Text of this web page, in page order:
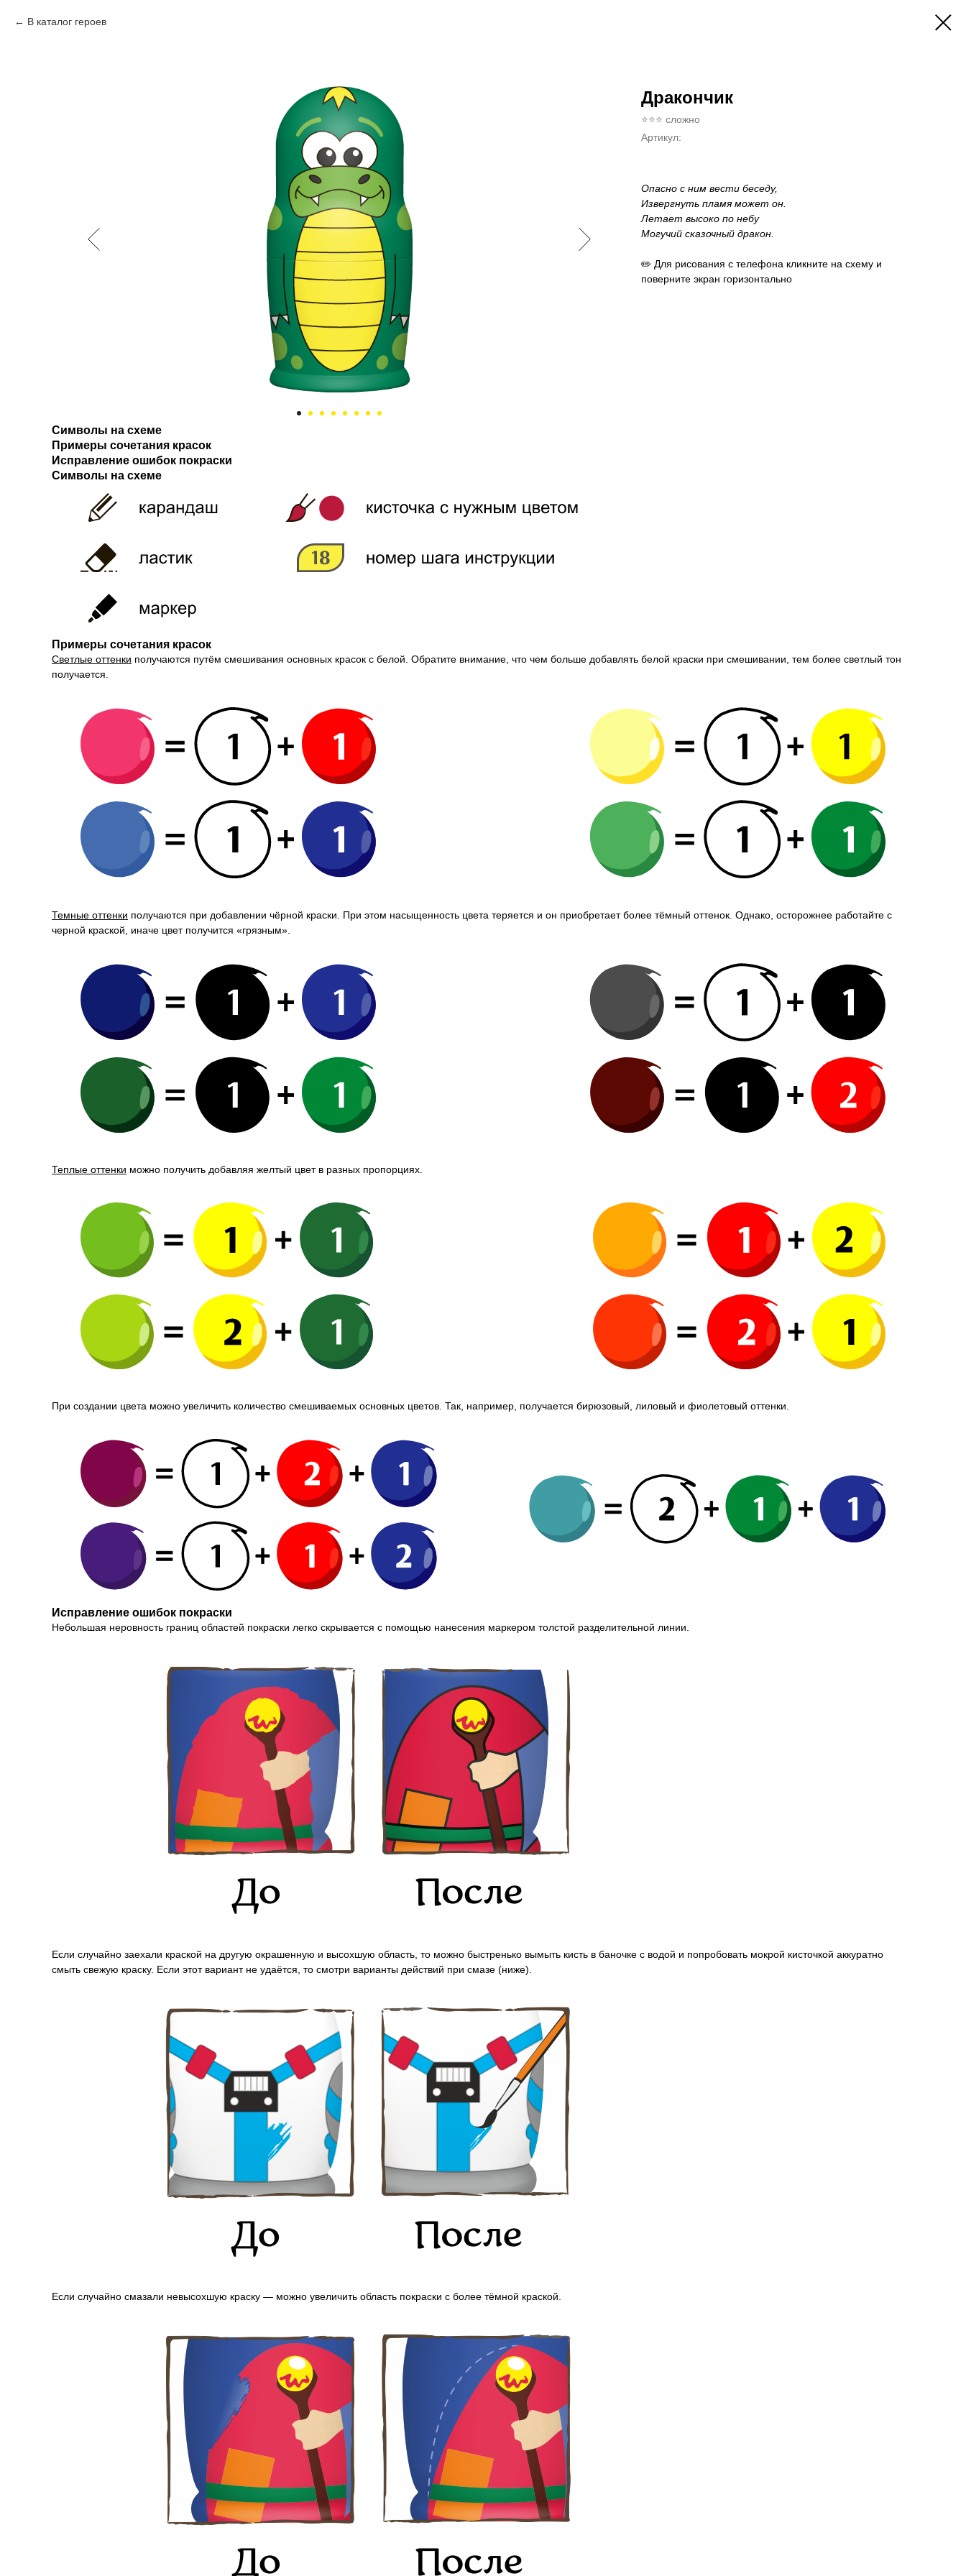
В каталог героев
Дракончик
⭐⭐⭐ сложно
Артикул:
Опасно с ним вести беседу,
Извергнуть пламя может он.
Летает высоко по небу
Могучий сказочный дракон.
✏️ Для рисования с телефона кликните на схему и
поверните экран горизонтально
Символы на схеме
Примеры сочетания красок
Исправление ошибок покраски
Символы на схеме
Примеры сочетания красок
Светлые оттенки получаются путём смешивания основных красок с белой. Обратите внимание, что чем больше добавлять белой краски при смешивании, тем более светлый тон
получается.
Темные оттенки получаются при добавлении чёрной краски. При этом насыщенность цвета теряется и он приобретает более тёмный оттенок. Однако, осторожнее работайте с
черной краской, иначе цвет получится «грязным».
Теплые оттенки можно получить добавляя желтый цвет в разных пропорциях.
При создании цвета можно увеличить количество смешиваемых основных цветов. Так, например, получается бирюзовый, лиловый и фиолетовый оттенки.
Исправление ошибок покраски
Небольшая неровность границ областей покраски легко скрывается с помощью нанесения маркером толстой разделительной линии.
Если случайно заехали краской на другую окрашенную и высохшую область, то можно быстренько вымыть кисть в баночке с водой и попробовать мокрой кисточкой аккуратно
смыть свежую краску. Если этот вариант не удаётся, то смотри варианты действий при смазе (ниже).
Если случайно смазали невысохшую краску — можно увеличить область покраски с более тёмной краской.